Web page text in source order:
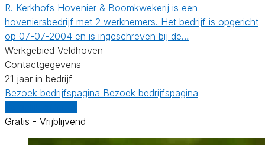
R. Kerkhofs Hovenier & Boomkwekerij is een
hoveniersbedrijf met 2 werknemers. Het bedrijf is opgericht
op 07-07-2004 en is ingeschreven bij de…
Werkgebied Veldhoven
Contactgegevens
21 jaar in bedrijf
Bezoek bedrijfspagina Bezoek bedrijfspagina
Gratis - Vrijblijvend